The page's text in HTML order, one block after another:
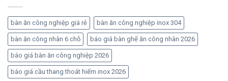
bàn ăn công nghiệp giá rẻ bàn ăn công nghiệp inox 304
bàn ăn công nhân 6 chỗ báo giá bàn ghế ăn công nhân 2026
báo giá bàn ăn công nghiệp 2026
báo giá cầu thang thoát hiểm inox 2026